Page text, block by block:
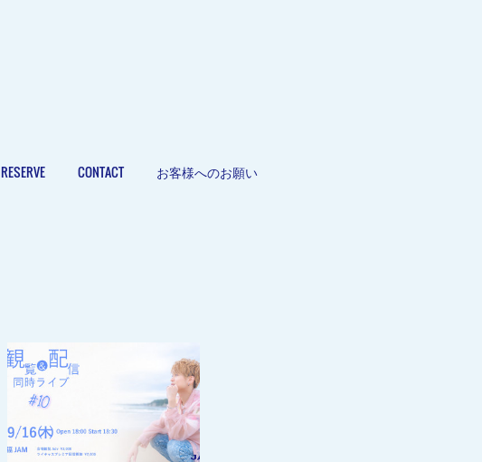
RESERVE CONTACT お客様へのお願い